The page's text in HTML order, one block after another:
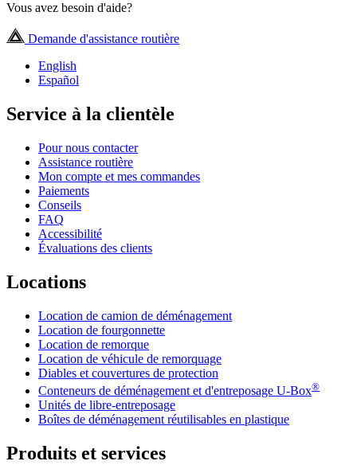
Vous avez besoin d'aide?
Demande d'assistance routière
English
Español
Service à la clientèle
Pour nous contacter
Assistance routière
Mon compte et mes commandes
Paiements
Conseils
FAQ
Accessibilité
Évaluations des clients
Locations
Location de camion de déménagement
Location de fourgonnette
Location de remorque
Location de véhicule de remorquage
Diables et couvertures de protection
Conteneurs de déménagement et d'entreposage U-Box®
Unités de libre-entreposage
Boîtes de déménagement réutilisables en plastique
Produits et services